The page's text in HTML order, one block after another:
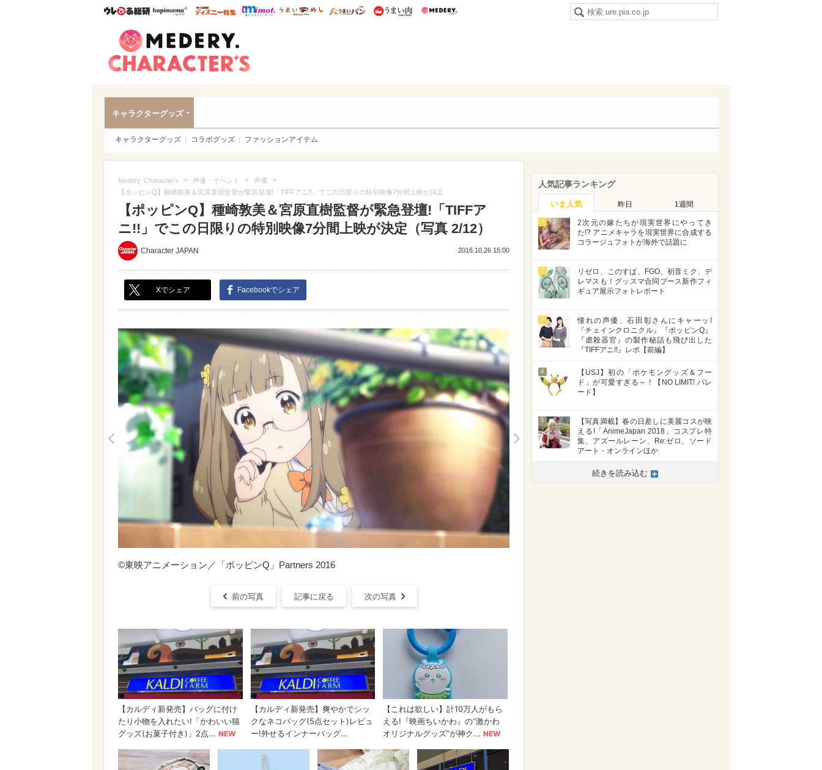
ウレぴあ総研ハピママ* ウレぴあ総研 ディズニー特集
mimot. うまいめし うまいパン うまい肉
キャラクターグッズ
キャラクターグッズ コラボグッズ ファッションアイテム
Medery. Character's > 声優・イベント > 声優 >
【ポッピンQ】種崎敦美＆宮原直樹監督が緊急登壇!「TIFFアニ!!」でこの日限りの特別映像7分間上映が決定
【ポッピンQ】種崎敦美＆宮原直樹監督が緊急登壇!「TIFFア
ニ!!」でこの日限りの特別映像7分間上映が決定（写真 2/12）
Character JAPAN 2016.10.26 15:00
Xでシェア Facebookでシェア
>
©東映アニメーション／「ポッピンQ」Partners 2016
前の写真 記事に戻る 次の写真
人気記事ランキング
いま人気 昨日 1週間
1
2次元の嫁たちが現実世界にやってき
た!? アニメキャラを現実世界に合成する
コラージュフォトが海外で話題に
2
リゼロ、このすば、FGO、初音ミク、デ
レマスも！グッスマ合同ブース新作フィ
ギュア展示フォトレポート
3
憧れの声優、石田彰さんにキャーッ!
『チェインクロニクル』『ポッピンQ』
『虐殺器官』の製作秘話も飛び出した
『TIFFアニ!!』レポ【前編】
4
【USJ】初の「ポケモングッズ＆フー
ド」が可愛すぎる～！【NO LIMIT! パレ
ード】
5
【写真満載】春の日差しに美麗コスが映
える!「AnimeJapan 2018」コスプレ特
集、アズールレーン、Re:ゼロ、ソード
アート・オンラインほか
続きを読み込む